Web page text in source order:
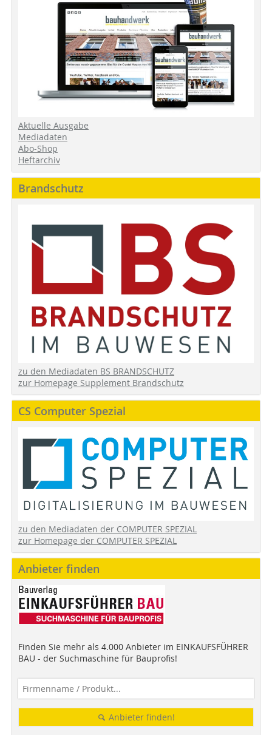
Aktuelle Ausgabe
Mediadaten
Abo-Shop
Heftarchiv
Brandschutz
zu den Mediadaten BS BRANDSCHUTZ
zur Homepage Supplement Brandschutz
CS Computer Spezial
zu den Mediadaten der COMPUTER SPEZIAL
zur Homepage der COMPUTER SPEZIAL
Anbieter finden
Finden Sie mehr als 4.000 Anbieter im EINKAUFSFÜHRER
BAU - der Suchmaschine für Bauprofis!
Anbieter finden!